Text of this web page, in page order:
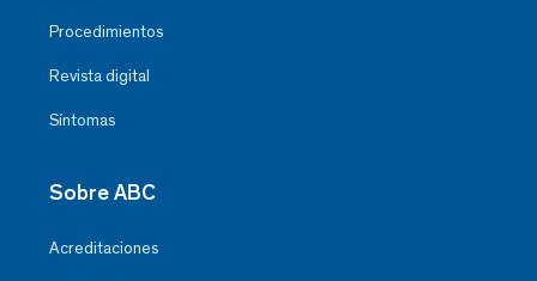
Procedimientos
Revista digital
Síntomas
Sobre ABC
Acreditaciones